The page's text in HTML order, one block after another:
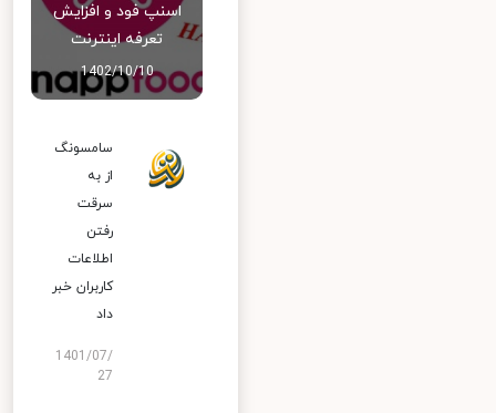
اسنپ‌ فود و افزایش
تعرفه اینترنت
1402/10/10
سامسونگ
از به
سرقت
رفتن
اطلاعات
کاربران خبر
داد
1401/07/
27